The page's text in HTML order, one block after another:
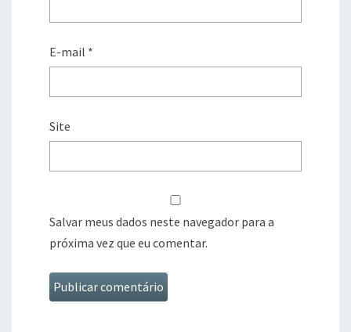
E-mail *
Site
Salvar meus dados neste navegador para a
próxima vez que eu comentar.